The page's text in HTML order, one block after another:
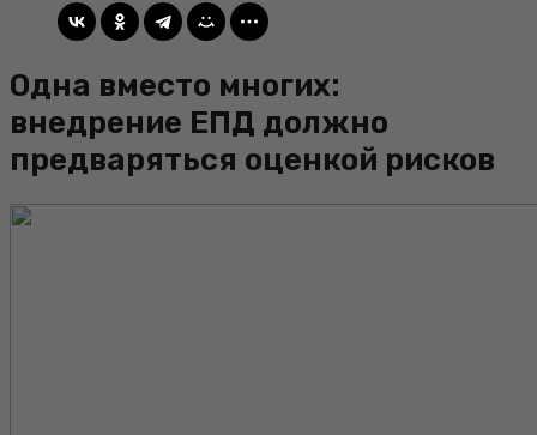
Одна вместо многих:
внедрение ЕПД должно
предваряться оценкой рисков